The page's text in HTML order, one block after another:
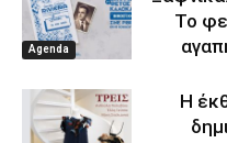
Agenda
Το
Η